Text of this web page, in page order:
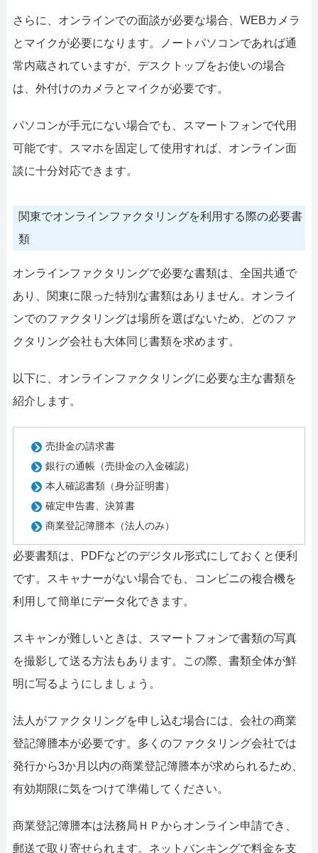
さらに、オンラインでの面談が必要な場合、WEBカメラ
とマイクが必要になります。ノートパソコンであれば通
常内蔵されていますが、デスクトップをお使いの場合
は、外付けのカメラとマイクが必要です。
パソコンが手元にない場合でも、スマートフォンで代用
可能です。スマホを固定して使用すれば、オンライン面
談に十分対応できます。
関東でオンラインファクタリングを利用する際の必要書
類
オンラインファクタリングで必要な書類は、全国共通で
あり、関東に限った特別な書類はありません。オンライ
ンでのファクタリングは場所を選ばないため、どのファ
クタリング会社も大体同じ書類を求めます。
以下に、オンラインファクタリングに必要な主な書類を
紹介します。
売掛金の請求書
銀行の通帳（売掛金の入金確認）
本人確認書類（身分証明書）
確定申告書、決算書
商業登記簿謄本（法人のみ）
必要書類は、PDFなどのデジタル形式にしておくと便利
です。スキャナーがない場合でも、コンビニの複合機を
利用して簡単にデータ化できます。
スキャンが難しいときは、スマートフォンで書類の写真
を撮影して送る方法もあります。この際、書類全体が鮮
明に写るようにしましょう。
法人がファクタリングを申し込む場合には、会社の商業
登記簿謄本が必要です。多くのファクタリング会社では
発行から3か月以内の商業登記簿謄本が求められるため、
有効期限に気をつけて準備してください。
商業登記簿謄本は法務局ＨＰからオンライン申請でき、
郵送で取り寄せられます。ネットバンキングで料金を支